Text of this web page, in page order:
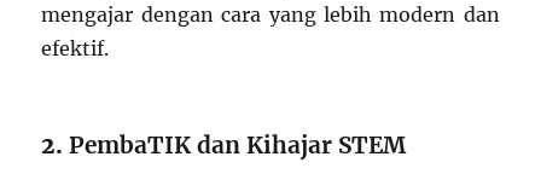
mengajar dengan cara yang lebih modern dan
efektif.
2.PembaTIK dan Kihajar STEM